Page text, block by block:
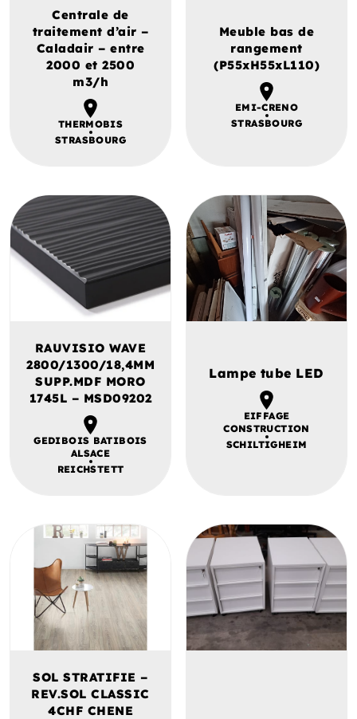
Centrale de
traitement d’air –
Caladair – entre
2000 et 2500
m3/h
THERMOBIS
STRASBOURG
Meuble bas de
rangement
(P55xH55xL110)
EMI-CRENO
STRASBOURG
RAUVISIO WAVE
2800/1300/18,4MM
SUPP.MDF MORO
1745L – MSD09202
GEDIBOIS BATIBOIS
ALSACE
REICHSTETT
Lampe tube LED
EIFFAGE
CONSTRUCTION
SCHILTIGHEIM
SOL STRATIFIE –
REV.SOL CLASSIC
4CHF CHENE